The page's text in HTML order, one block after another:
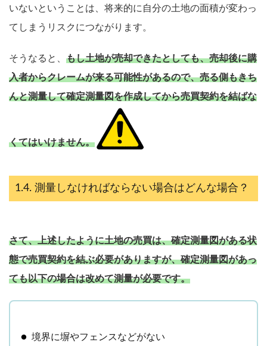
いないということは、将来的に自分の土地の面積が変わっ
てしまうリスクにつながります。
そうなると、 もし土地が売却できたとしても、売却後に購
入者からクレームが来る可能性があるので、売る側もきち
んと測量して確定測量図を作成してから売買契約を結ばな
くてはいけません。
測量しなければならない場合はどんな場合？
さて、上述したように土地の売買は、確定測量図がある状
態で売買契約を結ぶ必要がありますが、確定測量図があっ
ても以下の場合は改めて測量が必要です。
境界に塀やフェンスなどがない